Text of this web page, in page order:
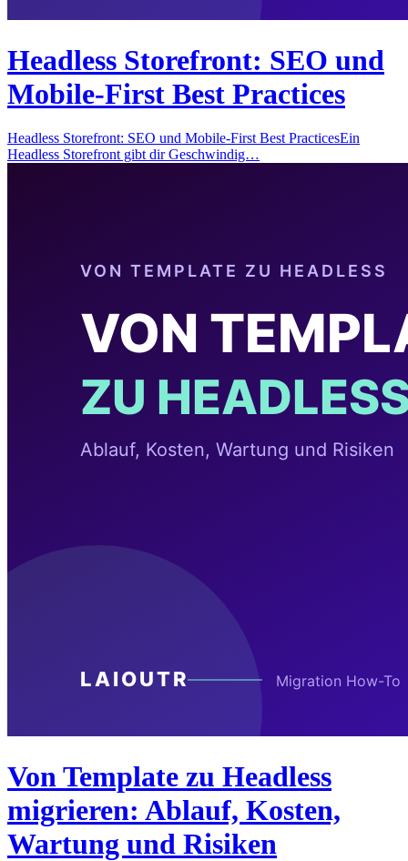
Headless Storefront: SEO und
Mobile-First Best Practices
Headless Storefront: SEO und Mobile-First Best PracticesEin
Headless Storefront gibt dir Geschwindig…
Von Template zu Headless
migrieren: Ablauf, Kosten,
Wartung und Risiken